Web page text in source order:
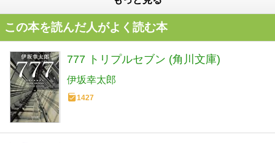
この本を読んだ人がよく読む本
777 トリプルセブン (角川文庫)
伊坂幸太郎
1427